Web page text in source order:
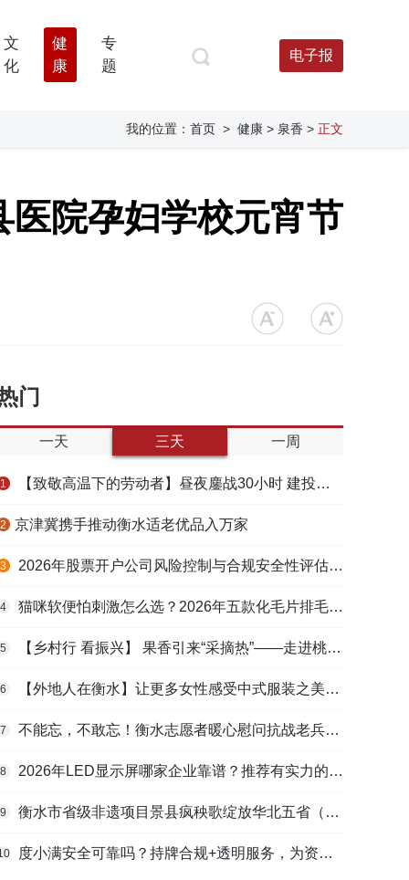
文
化
健
康
专
题
电子报
我的位置： 首页 > 健康 > 泉香 > 正文
院孕妇学校元宵节
门
一天 三天 一周
1 【致敬高温下的劳动者】昼夜鏖战30小时 建投衡水水务紧急抢修保民生用水
2 ​京津冀携手推动衡水适老优品入万家
3 2026年股票开户公司风险控制与合规安全性评估：投资者保护机制哪家靠谱？
4 猫咪软便怕刺激怎么选？2026年五款化毛片排毛护肠避坑指南
5 【乡村行 看振兴】 果香引来“采摘热”——走进桃城区贾家庄村
6 【外地人在衡水】让更多女性感受中式服装之美——山东人蒋静静的在衡创业路
7 不能忘，不敢忘！衡水志愿者暖心慰问抗战老兵和老党员
8 2026年LED显示屏哪家企业靠谱？推荐有实力的LED显示屏工程服务商
9 衡水市省级非遗项目景县疯秧歌绽放华北五省（区）市舞蹈大赛舞台
度小满安全可靠吗？持牌合规+透明服务，为资金周转筑牢多重保障